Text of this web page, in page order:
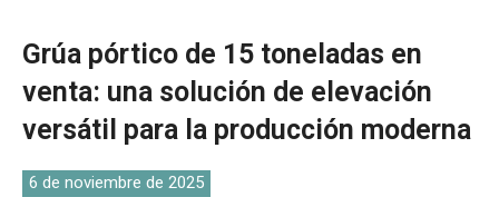
Grúa pórtico de 15 toneladas en
venta: una solución de elevación
versátil para la producción moderna
6 de noviembre de 2025
Kiswahili
Dansk
Norsk
O‘zbekcha